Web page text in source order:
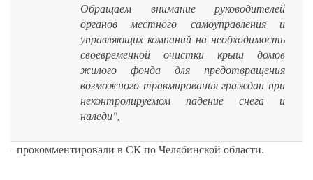
Обращаем внимание руководителей
органов местного самоуправления и
управляющих компаний на необходимость
своевременной очистки крыш домов
жилого фонда для предотвращения
возможного травмирования граждан при
неконтролируемом падение снега и
наледи",
- прокомментировали в СК по Челябинской области.